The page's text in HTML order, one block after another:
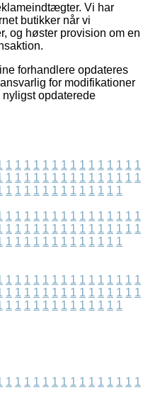
Vi har
butikker når vi
og høster provision om en
forhandlere opdateres
for modifikationer
opdaterede
1 1 1 1 1 1 1 1 1 1 1 1 1 1 1
1 1 1 1 1 1 1 1 1 1 1 1 1 1 1
1 1 1 1 1 1 1 1 1 1 1 1 1
1 1 1 1 1 1 1 1 1 1 1 1 1 1 1
1 1 1 1 1 1 1 1 1 1 1 1 1 1 1
1 1 1 1 1 1 1 1 1 1 1 1 1
1 1 1 1 1 1 1 1 1 1 1 1 1 1 1
1 1 1 1 1 1 1 1 1 1 1 1 1 1 1
1 1 1 1 1 1 1 1 1 1 1 1 1
1 1 1 1 1 1 1 1 1 1 1 1 1 1 1